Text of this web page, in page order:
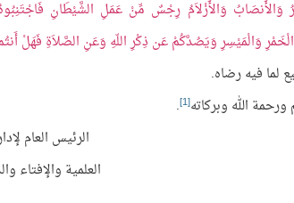
وَالأَنصَابُ وَالأَزْلاَمُ رِجْسٌ مِّنْ عَمَلِ الشَّيْطَانِ
وَالْمَيْسِرِ وَيَصُدَّكُمْ عَن ذِكْرِ اللّهِ وَعَنِ الصَّلاَةِ فَهَلْ
لما فيه رضاه.
الله وبركاته[1]
.
الرئيس العام
العلمية والإفتاء